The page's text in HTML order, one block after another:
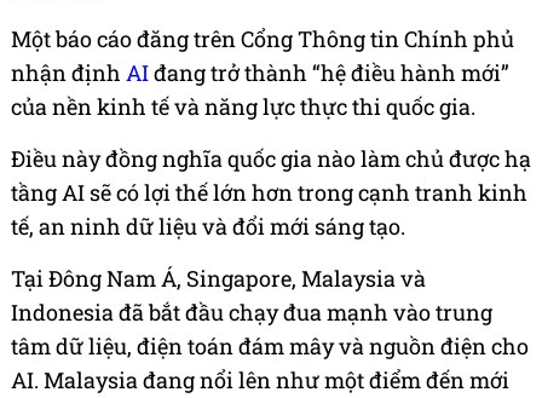
Một báo cáo đăng trên Cổng Thông tin Chính phủ
nhận định AIđang trở thành “hệ điều hành mới”
của nền kinh tế và năng lực thực thi quốc gia.
Điều này đồng nghĩa quốc gia nào làm chủ được hạ
tầng AI sẽ có lợi thế lớn hơn trong cạnh tranh kinh
tế, an ninh dữ liệu và đổi mới sáng tạo.
Tại Đông Nam Á, Singapore, Malaysia và
Indonesia đã bắt đầu chạy đua mạnh vào trung
tâm dữ liệu, điện toán đám mây và nguồn điện cho
AI. Malaysia đang nổi lên như một điểm đến mới